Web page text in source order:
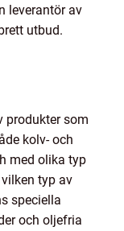
leverantör av
utbud.
produkter som
kolv- och
med olika typ
typ av
speciella
och oljefria